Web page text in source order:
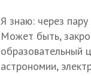
Я знаю: через
Может быть,
образовательный
астрономии,